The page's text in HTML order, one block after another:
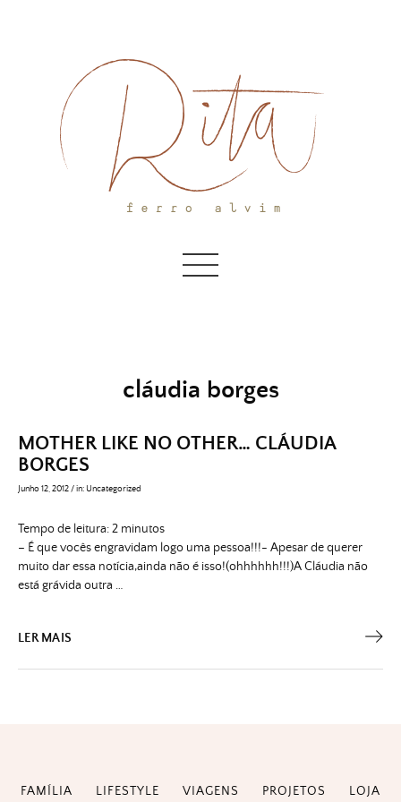
cláudia borges
MOTHER LIKE NO OTHER… CLÁUDIA
BORGES
Junho 12, 2012/in: Uncategorized
Tempo de leitura:2 minutos
– É que vocês engravidam logo uma pessoa!!!- Apesar de querer
muito dar essa notícia,ainda não é isso!(ohhhhhh!!!)A Cláudia não
está grávida outra …
LER MAIS
FAMÍLIA LIFESTYLE VIAGENS PROJETOS LOJA